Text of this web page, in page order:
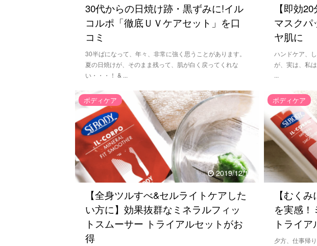
30代からの日焼け跡・黒ずみに!イル
コルポ「徹底ＵＶケアセット」を口
コミ
30半ばになって、年々、非常に強く思うことがあります。
夏の日焼けが、そのまま残って、肌が白く戻ってくれな
い・・・！ & ...
【即効
マスクパ
ヤ肌に
ハンドケア、
が、実は、私
...
2019/12/19
ボディケア
【全身ツルすべ&セルライトケアした
い方に】効果抜群なミネラルフィッ
トスムーサー トライアルセットがお
得
ボディケア
【むく
を実感！
トライ
夕方、仕事帰